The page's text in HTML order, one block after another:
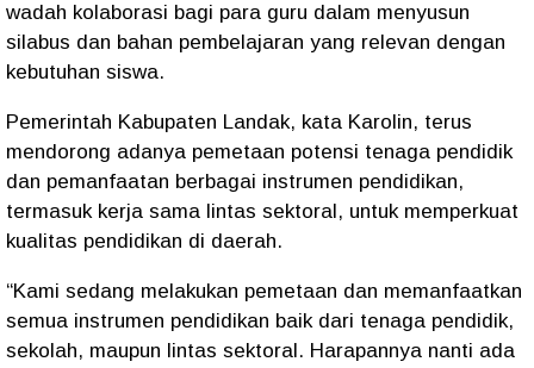
wadah kolaborasi bagi para guru dalam menyusun
silabus dan bahan pembelajaran yang relevan dengan
kebutuhan siswa.
Pemerintah Kabupaten Landak, kata Karolin, terus
mendorong adanya pemetaan potensi tenaga pendidik
dan pemanfaatan berbagai instrumen pendidikan,
termasuk kerja sama lintas sektoral, untuk memperkuat
kualitas pendidikan di daerah.
“Kami sedang melakukan pemetaan dan memanfaatkan
semua instrumen pendidikan baik dari tenaga pendidik,
sekolah, maupun lintas sektoral. Harapannya nanti ada